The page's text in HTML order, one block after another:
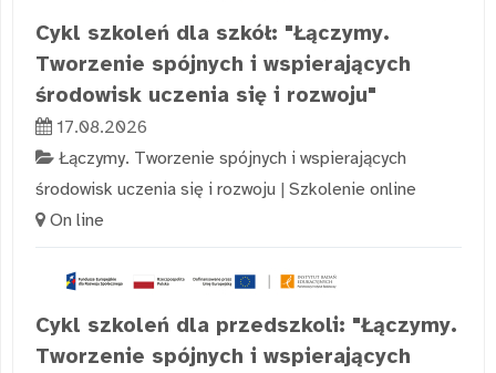
Cykl szkoleń dla szkół: "Łączymy.
Tworzenie spójnych i wspierających
środowisk uczenia się i rozwoju"
17.08.2026
Łączymy. Tworzenie spójnych i wspierających
środowisk uczenia się i rozwoju | Szkolenie online
On line
Cykl szkoleń dla przedszkoli: "Łączymy.
Tworzenie spójnych i wspierających